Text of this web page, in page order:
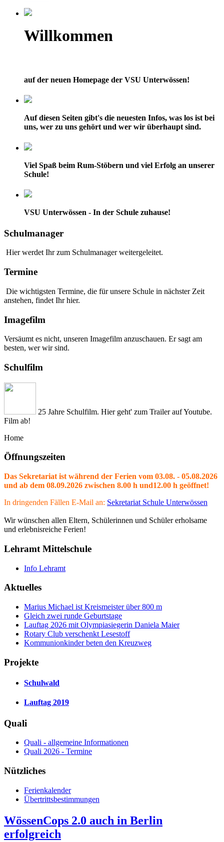
Willkommen
auf der neuen Homepage der VSU Unterwössen!
Auf diesen Seiten gibt's die neuesten Infos, was los ist bei
uns, wer zu uns gehört und wer wir überhaupt sind.
Viel Spaß beim Rum-Stöbern und viel Erfolg an unserer
Schule!
VSU Unterwössen - In der Schule zuhause!
Schulmanager
Hier werdet Ihr zum Schulmanager weitergeleitet.
Termine
Die wichtigsten Termine, die für unsere Schule in nächster Zeit
anstehen, findet Ihr hier.
Imagefilm
Versäumt es nicht, unseren Imagefilm anzuschauen. Er sagt am
besten, wer wir sind.
Schulfilm
25 Jahre Schulfilm. Hier geht' zum Trailer auf Youtube.
Film ab!
Home
Öffnungszeiten
Das Sekretariat ist während der Ferien vom 03.08. - 05.08.2026
und ab dem 08.09.2026 zwischen 8.00 h und12.00 h geöffnet!
In dringenden Fällen E-Mail an: Sekretariat Schule Unterwössen
Wir wünschen allen Eltern, Schülerinnen und Schüler erholsame
und erlebnisreiche Ferien!
Lehramt Mittelschule
Info Lehramt
Aktuelles
Marius Michael ist Kreismeister über 800 m
Gleich zwei runde Geburtstage
Lauftag 2026 mit Olympiasiegerin Daniela Maier
Rotary Club verschenkt Lesestoff
Kommunionkinder beten den Kreuzweg
Projekte
Schulwald
Lauftag 2019
Quali
Quali - allgemeine Informationen
Quali 2026 - Termine
Nützliches
Ferienkalender
Übertrittsbestimmungen
WössenCops 2.0 auch in Berlin
erfolgreich